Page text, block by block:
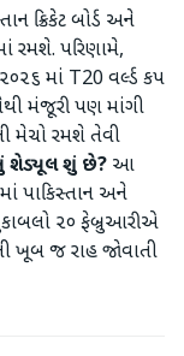
ક્રિકેટ બોર્ડ અને
રમશે. પરિણામે,
માં T20 વર્લ્ડ કપ
મંજૂરી પણ માંગી
મેચો રમશે તેવી
શેડ્યૂલ શું છે? આ
પાકિસ્તાન અને
૨૦ ફેબ્રુઆરીએ
ખૂબ જ રાહ જોવાતી